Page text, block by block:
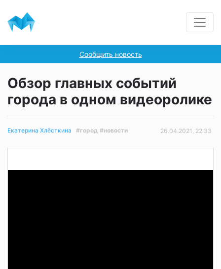
Сообщить новость
Обзор главных событий
города в одном видеоролике
Екатерина Хлёсткина #город #новости 26.04.2021, 22:33